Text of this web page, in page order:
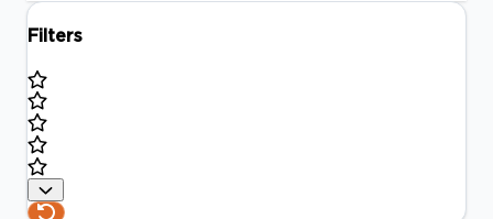
Filters